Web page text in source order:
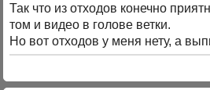
Так что из отходов конечно
том и видео в голове ветки.
Но вот отходов у меня нету, а